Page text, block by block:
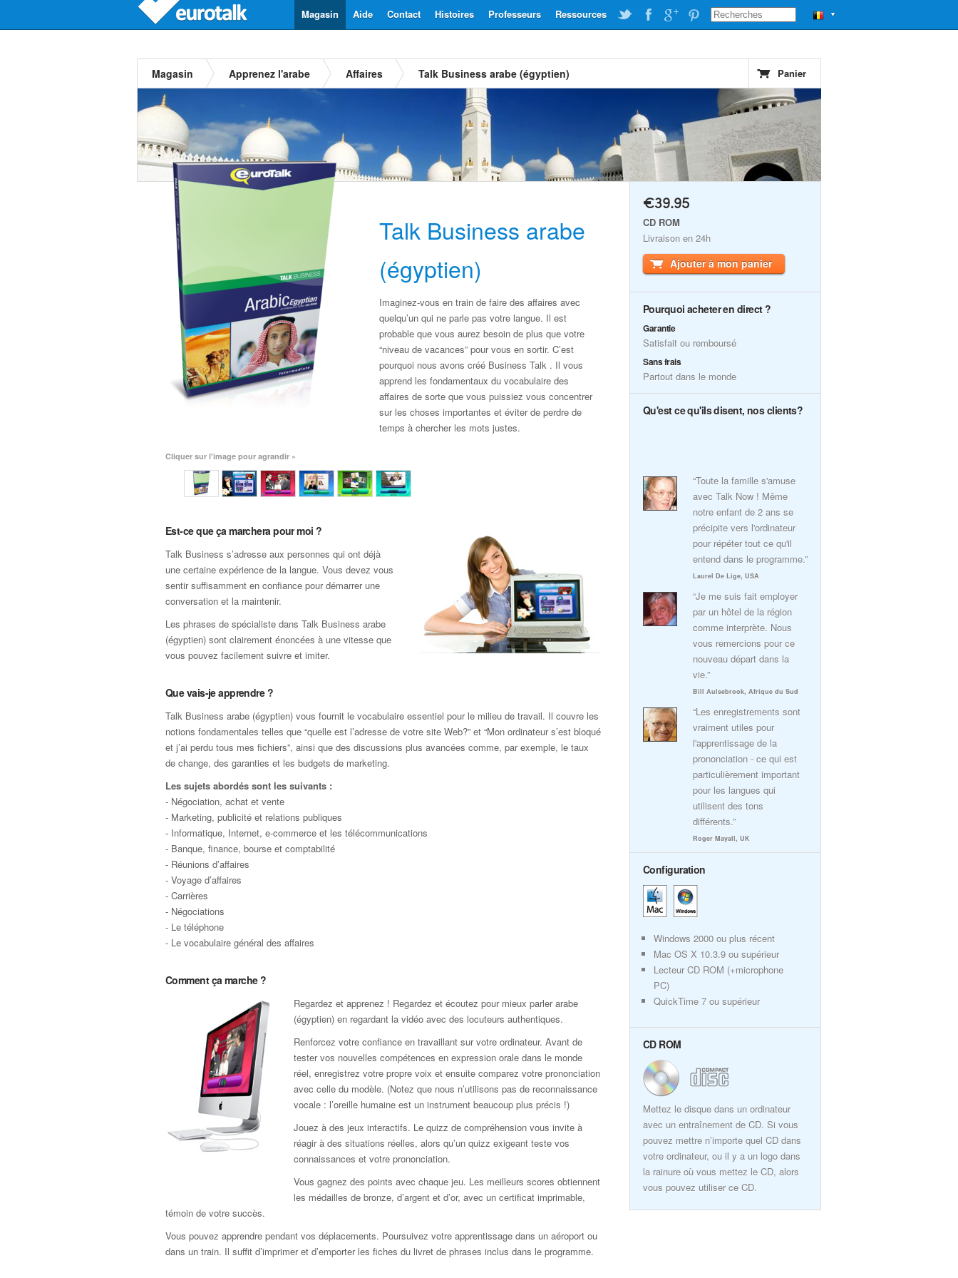
▼
Ressources
Professeurs
Histoires
Contact
Aide
Magasin
Magasin Apprenez l'arabe Affaires Talk Business arabe (égyptien) Panier
Talk Business arabe
(égyptien)
Imaginez-vous en train de faire des affaires avec
quelqu’un qui ne parle pas votre langue. Il est
probable que vous aurez besoin de plus que votre
“niveau de vacances” pour vous en sortir. C’est
pourquoi nous avons créé Business Talk . Il vous
apprend les fondamentaux du vocabulaire des
affaires de sorte que vous puissiez vous concentrer
sur les choses importantes et éviter de perdre de
temps à chercher les mots justes.
Cliquer sur l'image pour agrandir »
Est-ce que ça marchera pour moi ?
Talk Business s’adresse aux personnes qui ont déjà
une certaine expérience de la langue. Vous devez vous
sentir suffisamment en confiance pour démarrer une
conversation et la maintenir.
Les phrases de spécialiste dans Talk Business arabe
(égyptien) sont clairement énoncées à une vitesse que
vous pouvez facilement suivre et imiter.
Que vais-je apprendre ?
Talk Business arabe (égyptien) vous fournit le vocabulaire essentiel pour le milieu de travail. Il couvre les
notions fondamentales telles que “quelle est l’adresse de votre site Web?” et “Mon ordinateur s’est bloqué
et j’ai perdu tous mes fichiers”, ainsi que des discussions plus avancées comme, par exemple, le taux
de change, des garanties et les budgets de marketing.
Les sujets abordés sont les suivants :
- Négociation, achat et vente
- Marketing, publicité et relations publiques
- Informatique, Internet, e-commerce et les télécommunications
- Banque, finance, bourse et comptabilité
- Réunions d’affaires
- Voyage d’affaires
- Carrières
- Négociations
- Le téléphone
- Le vocabulaire général des affaires
Comment ça marche ?
Regardez et apprenez ! Regardez et écoutez pour mieux parler arabe
(égyptien) en regardant la vidéo avec des locuteurs authentiques.
Renforcez votre confiance en travaillant sur votre ordinateur. Avant de
tester vos nouvelles compétences en expression orale dans le monde
réel, enregistrez votre propre voix et ensuite comparez votre prononciation
avec celle du modèle. (Notez que nous n’utilisons pas de reconnaissance
vocale : l’oreille humaine est un instrument beaucoup plus précis !)
Jouez à des jeux interactifs. Le quizz de compréhension vous invite à
réagir à des situations réelles, alors qu’un quizz exigeant teste vos
connaissances et votre prononciation.
Vous gagnez des points avec chaque jeu. Les meilleurs scores obtiennent
les médailles de bronze, d’argent et d’or, avec un certificat imprimable,
témoin de votre succès.
Vous pouvez apprendre pendant vos déplacements. Poursuivez votre apprentissage dans un aéroport ou
dans un train. Il suffit d’imprimer et d’emporter les fiches du livret de phrases inclus dans le programme.
€39.95
CD ROM
Livraison en 24h
Ajouter à mon panier
Pourquoi acheter en direct ?
Garantie
Satisfait ou remboursé
Sans frais
Partout dans le monde
Qu'est ce qu'ils disent, nos clients?
“Toute la famille s'amuse
avec Talk Now ! Même
notre enfant de 2 ans se
précipite vers l'ordinateur
pour répéter tout ce qu'il
entend dans le programme.”
Laurel De Lige, USA
“Je me suis fait employer
par un hôtel de la région
comme interprète. Nous
vous remercions pour ce
nouveau départ dans la
vie.”
Bill Aulsebrook, Afrique du Sud
“Les enregistrements sont
vraiment utiles pour
l'apprentissage de la
prononciation - ce qui est
particulièrement important
pour les langues qui
utilisent des tons
différents.”
Roger Mayall, UK
Configuration
Windows 2000 ou plus récent
Mac OS X 10.3.9 ou supérieur
Lecteur CD ROM (+microphone
PC)
QuickTime 7 ou supérieur
CD ROM
Mettez le disque dans un ordinateur
avec un entraînement de CD. Si vous
pouvez mettre n’importe quel CD dans
votre ordinateur, ou il y a un logo dans
la rainure où vous mettez le CD, alors
vous pouvez utiliser ce CD.